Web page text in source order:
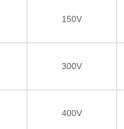
150V
300V
400V